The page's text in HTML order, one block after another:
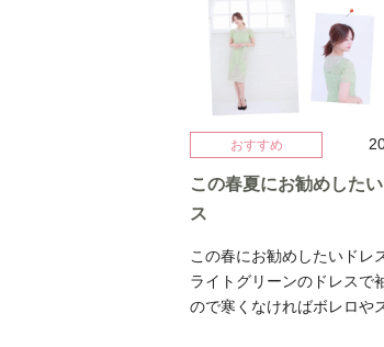
黒いのがわかるのでこのあ
をご覧ください。笑さてさ
世界にひとつだけのブラッ
ドレスをご紹介します。ブ
レスって多少のデザイン性
は黒なのでデザインがわか
もブラックドレスってかっ
クールに着こなしたいです
のドレス。 遠くからみてもアシンメ
トリーなスカートと袖流れ
ドレープ肩回り。デザイン
おすすめ
この春夏にお勧めした
ス
この春にお勧めしたいドレ
ライトグリーンのドレスで
ので寒くなければボレロや